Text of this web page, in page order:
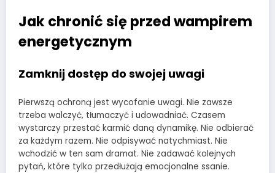
Jak chronić się przed wampirem
energetycznym
Zamknij dostęp do swojej uwagi
Pierwszą ochroną jest wycofanie uwagi. Nie zawsze
trzeba walczyć, tłumaczyć i udowadniać. Czasem
wystarczy przestać karmić daną dynamikę. Nie odbierać
za każdym razem. Nie odpisywać natychmiast. Nie
wchodzić w ten sam dramat. Nie zadawać kolejnych
pytań, które tylko przedłużają emocjonalne ssanie.